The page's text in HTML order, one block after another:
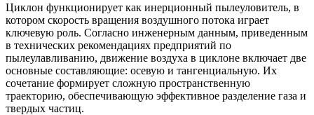
Циклон функционирует как инерционный пылеуловитель, в
котором скорость вращения воздушного потока играет
ключевую роль. Согласно инженерным данным, приведенным
в технических рекомендациях предприятий по
пылеулавливанию, движение воздуха в циклоне включает две
основные составляющие: осевую и тангенциальную. Их
сочетание формирует сложную пространственную
траекторию, обеспечивающую эффективное разделение газа и
твердых частиц.